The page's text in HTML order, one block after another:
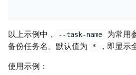
以上示例中， --task-name
为常用
备份任务名。默认值为
* ，即显示
使用示例：